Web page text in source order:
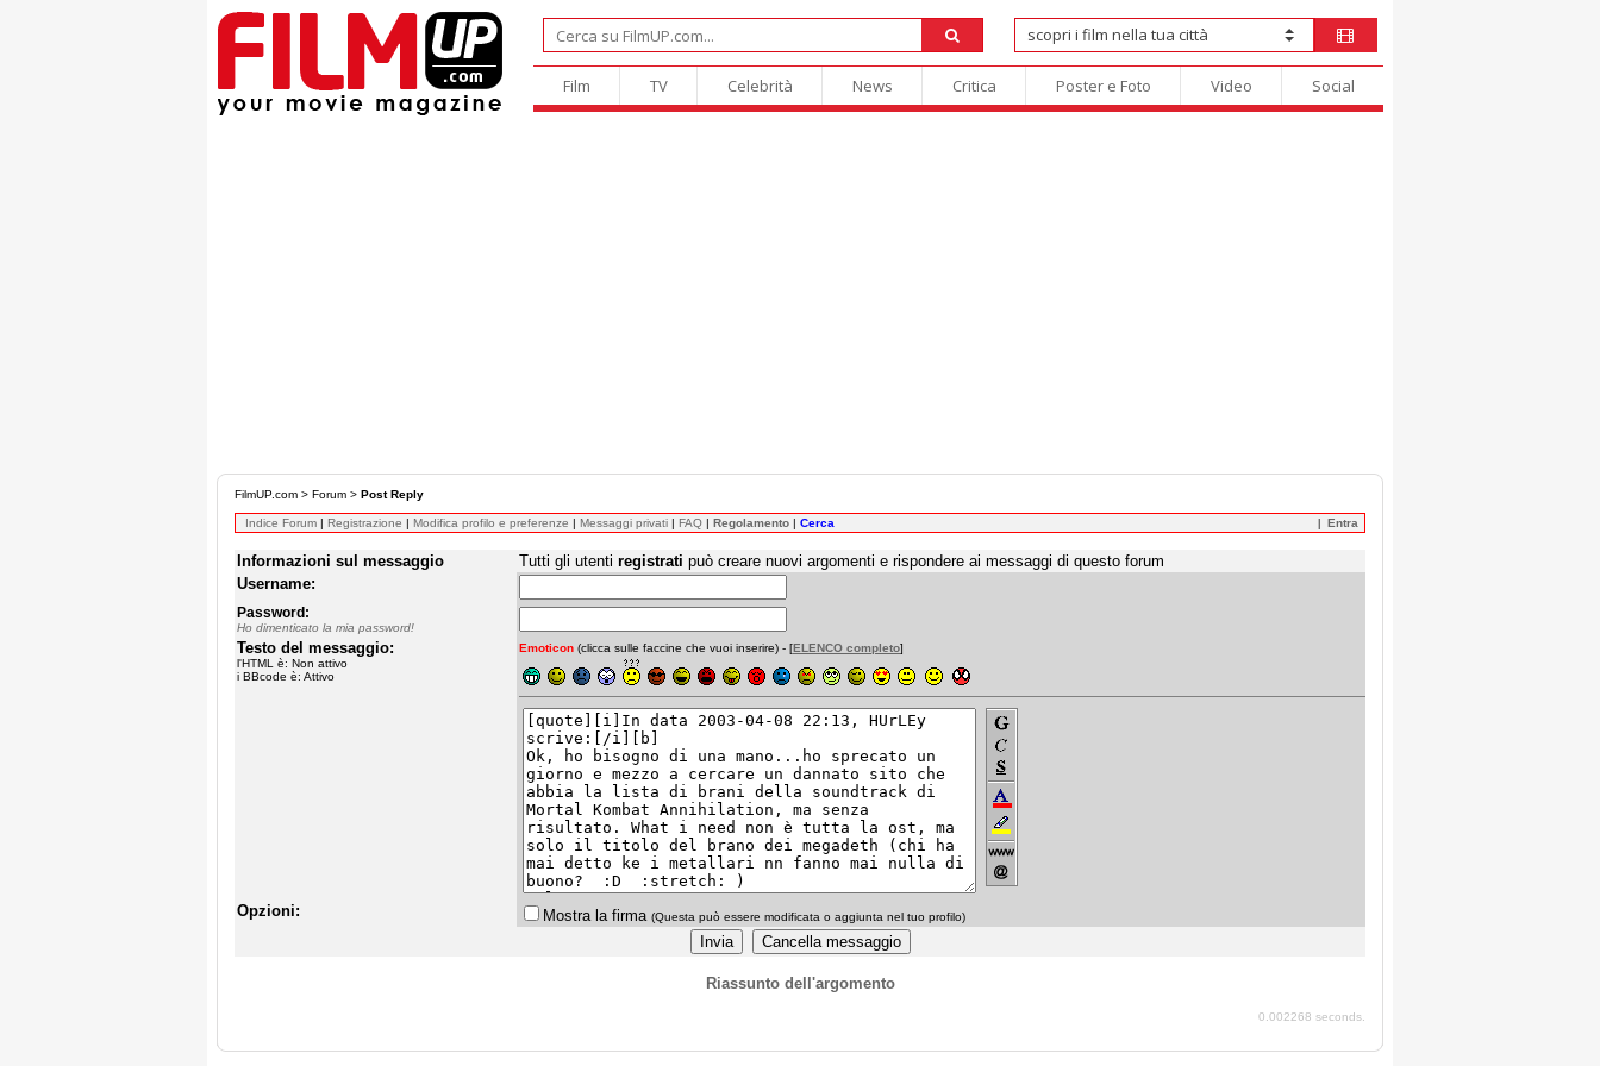
Film TV Celebrità News Critica Poster e Foto Video Social
FilmUP.com > Forum > Post Reply
Indice Forum | Registrazione | Modifica profilo e preferenze | Messaggi privati | FAQ | Regolamento | Cerca Entra
Informazioni sul messaggio Tutti gli utenti registrati può creare nuovi argomenti e rispondere ai messaggi di questo forum
Username:
Password:
Ho dimenticato la mia password!
Testo del messaggio:
l'HTML è: Non attivo
i BBcode è: Attivo
Emoticon (clicca sulle faccine che vuoi inserire) - [ELENCO completo]
Opzioni: Mostra la firma (Questa può essere modificata o aggiunta nel tuo profilo)
Riassunto dell'argomento
0.002268 seconds.